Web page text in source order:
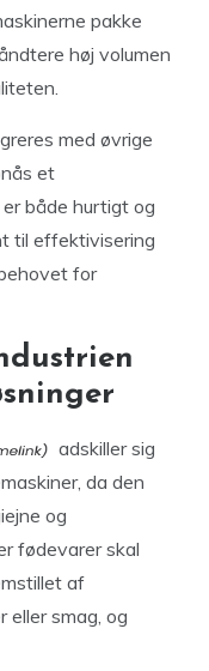
pakke
høj volumen
med øvrige
et
både hurtigt og
til effektivisering
for
adskiller sig
da den
og
fødevarer skal
af
eller smag, og